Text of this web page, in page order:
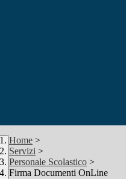
Home >
Servizi >
Personale Scolastico >
Firma Documenti OnLine